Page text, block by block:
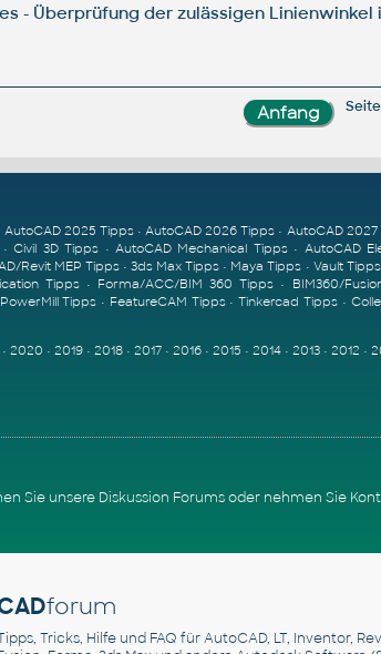
- Überprüfung der zulässigen Linienwinkel
AutoCAD 2025 Tipps • AutoCAD 2026 Tipps • AutoCAD 2027
•Civil 3D Tipps • AutoCAD Mechanical Tipps• AutoCAD
Revit MEP Tipps •3ds Max Tipps • Maya Tipps • Vault Tipps
Tipps• Forma/ACC/BIM 360 Tipps • BIM360/
PowerMill Tipps • FeatureCAM Tipps•Tinkercad Tipps •
2020 • 2019• 2018• 2017• 2016• 2015 • 2014• 2013• 2012 •
Sie unsere Diskussion Forumsoder nehmen Sie
forum
Tricks, Hilfe und FAQ für AutoCAD, LT, Inventor,